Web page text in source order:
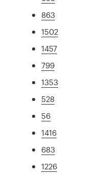
863
1502
1457
799
1353
528
56
1416
683
1226